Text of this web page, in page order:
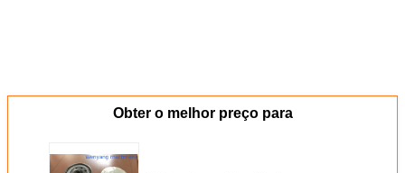
Obter o melhor preço para